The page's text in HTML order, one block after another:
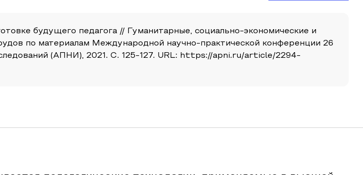
будущего педагога // Гуманитарные, социально-экономические и
по материалам Международной научно-практической конференции 26
(АПНИ), 2021. С. 125-127. URL: https://apni.ru/article/2294-